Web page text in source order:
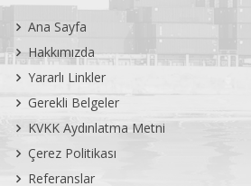
Ana Sayfa
Hakkımızda
Yararlı Linkler
Gerekli Belgeler
KVKK Aydınlatma Metni
Çerez Politikası
Referanslar